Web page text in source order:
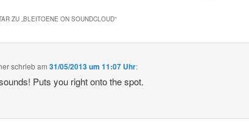
ZU „BLEITOENE ON SOUNDCLOUD“
schriebam31/05/2013 um 11:07 Uhr:
Puts you right onto the spot.